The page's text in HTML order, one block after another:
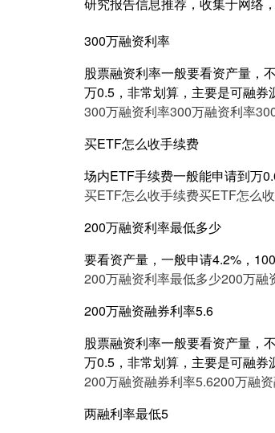
研究报告信息推荐，收集于网络
300万融资利率
股票融资利率一般要看资产量，
万0.5，非常划算，主要是可融
300万融资利率300万融资利率
买ETF怎么收手续费
场内ETF手续费一般能申请到万
买ETF怎么收手续费买ETF怎么
200万融资利率最低多少
要看资产量，一般申请4.2%，
200万融资利率最低多少200万融
200万融资融券利率5.6
股票融资利率一般要看资产量，
万0.5，非常划算，主要是可融
200万融资融券利率5.6200万融
两融利率最低5